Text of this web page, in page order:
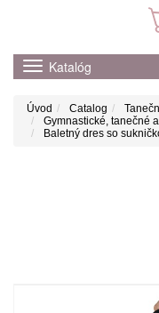
Katalóg
Úvod Catalog
Gymnastické, tanečné
Baletný dres so